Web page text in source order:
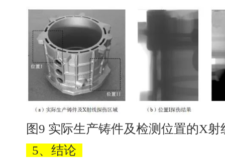
图9 实际生产铸件及检测位置的X射
5、结论